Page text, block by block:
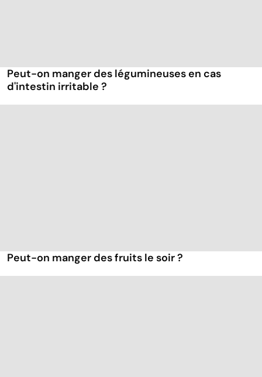
Peut-on manger des légumineuses en cas
d'intestin irritable ?
Peut-on manger des fruits le soir ?